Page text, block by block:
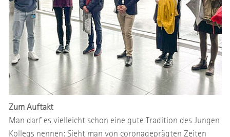
Zum Auftakt
Man darf es vielleicht schon eine gute Tradition des Jungen
Kollegs nennen: Sieht man von coronageprägten Zeiten